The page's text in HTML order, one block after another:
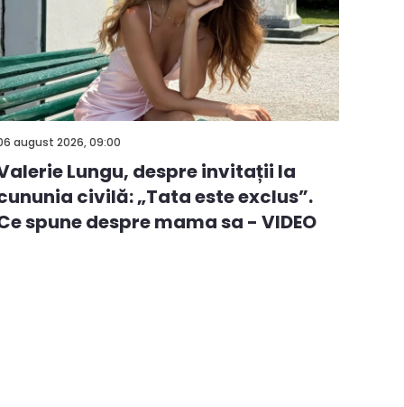
august 2026, 09:00
Lungu, despre invitații la
civilă: „Tata este exclus”.
spune despre mama sa - VIDEO